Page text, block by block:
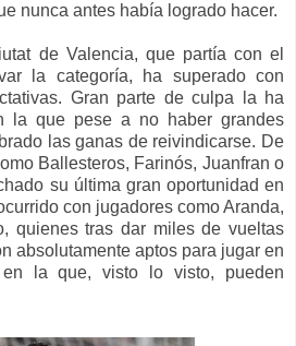
nunca antes había logrado hacer.
de Valencia, que partía con el
la categoría, ha superado con
Gran parte de culpa la ha
la que pese a no haber grandes
las ganas de reivindicarse. De
Ballesteros, Farinós, Juanfran o
su última gran oportunidad en
con jugadores como Aranda,
quienes tras dar miles de vueltas
absolutamente aptos para jugar en
la que, visto lo visto, pueden